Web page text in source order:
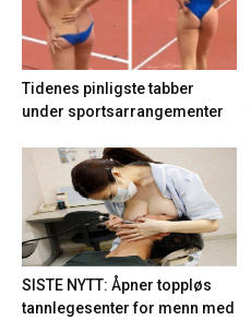
Tidenes pinligste tabber
under sportsarrangementer
SISTE NYTT: Åpner toppløs
tannlegesenter for menn med